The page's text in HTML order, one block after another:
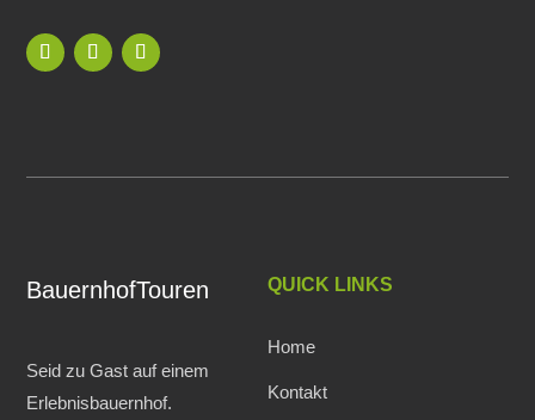
BauernhofTouren
Seid zu Gast auf einem
Erlebnisbauernhof.
QUICK LINKS
Home
Kontakt